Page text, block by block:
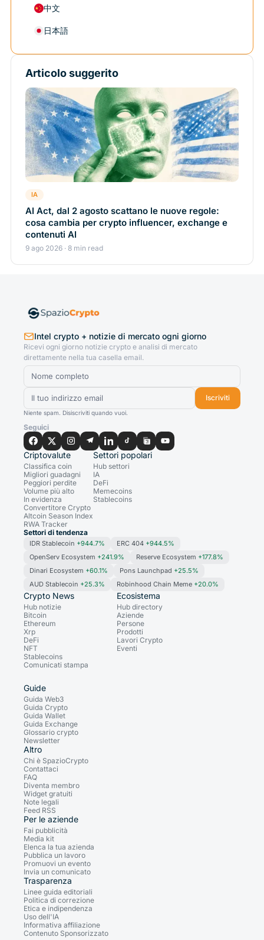
中文
日本語
Articolo suggerito
IA
AI Act, dal 2 agosto scattano le nuove regole:
cosa cambia per crypto influencer, exchange e
contenuti AI
9 ago 2026 · 8 min read
Intel crypto + notizie di mercato ogni giorno
Ricevi ogni giorno notizie crypto e analisi di mercato
direttamente nella tua casella email.
Iscriviti
Niente spam. Disiscriviti quando vuoi.
Seguici
Criptovalute
Classifica coin
Migliori guadagni
Peggiori perdite
Volume più alto
In evidenza
Convertitore Crypto
Altcoin Season Index
RWA Tracker
Settori popolari
Hub settori
IA
DeFi
Memecoins
Stablecoins
Settori di tendenza
IDR Stablecoin +944.7% ERC 404 +944.5%
OpenServ Ecosystem +241.9% Reserve Ecosystem +177.8%
Dinari Ecosystem +60.1% Pons Launchpad +25.5%
AUD Stablecoin +25.3% Robinhood Chain Meme +20.0%
Crypto News
Hub notizie
Bitcoin
Ethereum
Xrp
DeFi
NFT
Stablecoins
Comunicati stampa
Ecosistema
Hub directory
Aziende
Persone
Prodotti
Lavori Crypto
Eventi
Guide
Guida Web3
Guida Crypto
Guida Wallet
Guida Exchange
Glossario crypto
Newsletter
Altro
Chi è SpazioCrypto
Contattaci
FAQ
Diventa membro
Widget gratuiti
Note legali
Feed RSS
Per le aziende
Fai pubblicità
Media kit
Elenca la tua azienda
Pubblica un lavoro
Promuovi un evento
Invia un comunicato
Trasparenza
Linee guida editoriali
Politica di correzione
Etica e indipendenza
Uso dell'IA
Informativa affiliazione
Contenuto Sponsorizzato